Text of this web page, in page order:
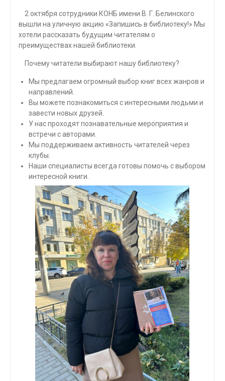
2 октября сотрудники КОНБ имени В. Г. Белинского
вышли на уличную акцию «Запишись в библиотеку!» Мы
хотели рассказать будущим читателям о
преимуществах нашей библиотеки.
Почему читатели выбирают нашу библиотеку?
Мы предлагаем огромный выбор книг всех жанров и
направлений.
Вы можете познакомиться с интересными людьми и
завести новых друзей.
У нас проходят познавательные мероприятия и
встречи с авторами.
Мы поддерживаем активность читателей через
клубы.
Наши специалисты всегда готовы помочь с выбором
интересной книги.